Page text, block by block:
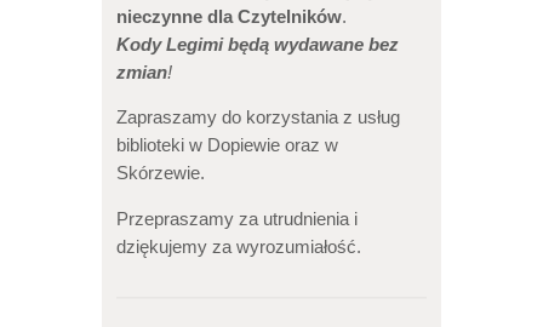
nieczynne dla Czytelników.
Kody Legimi będą wydawane bez
zmian!
Zapraszamy do korzystania z usług
biblioteki w Dopiewie oraz w
Skórzewie.
Przepraszamy za utrudnienia i
dziękujemy za wyrozumiałość.